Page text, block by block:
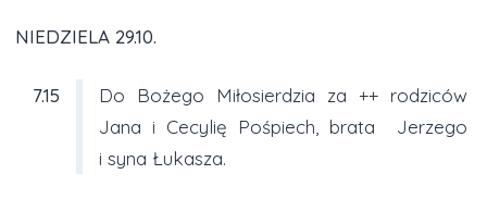
NIEDZIELA 29.10.
7.15
Do Bożego Miłosierdzia za ++ rodziców
Jana i Cecylię Pośpiech, brata Jerzego
i syna Łukasza.